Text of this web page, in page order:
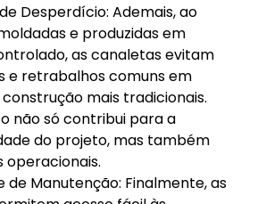
Desperdício: Ademais, ao
e produzidas em
as canaletas evitam
e retrabalhos comuns em
mais tradicionais.
não só contribui para a
do projeto, mas também
operacionais.
de Manutenção: Finalmente, as